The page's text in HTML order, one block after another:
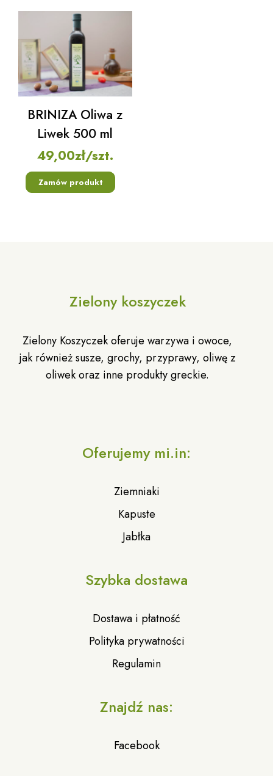
BRINIZA Oliwa z
Liwek 500 ml
49,00zł/szt.
Zamów produkt
Zielony koszyczek
Zielony Koszyczek oferuje warzywa i owoce,
jak również susze, grochy, przyprawy, oliwę z
oliwek oraz inne produkty greckie.
Oferujemy mi.in:
Ziemniaki
Kapuste
Jabłka
Szybka dostawa
Dostawa i płatność
Polityka prywatności
Regulamin
Znajdź nas:
Facebook